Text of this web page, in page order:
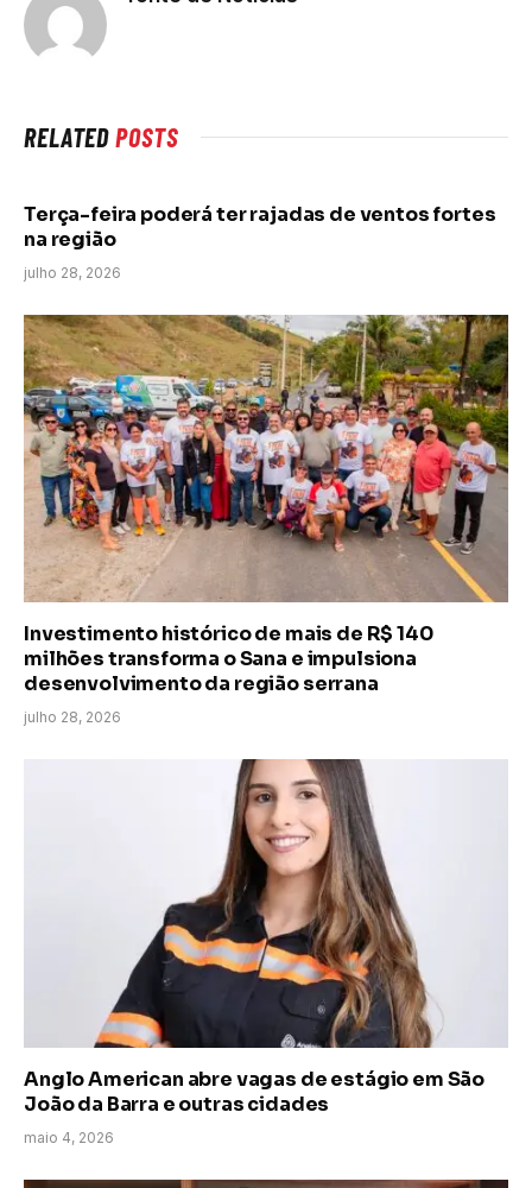
RELATEDPOSTS
Terça-feira poderá ter rajadas de ventos fortes
na região
julho 28, 2026
Investimento histórico de mais de R$ 140
milhões transforma o Sana e impulsiona
desenvolvimento da região serrana
julho 28, 2026
Anglo American abre vagas de estágio em São
João da Barra e outras cidades
maio 4, 2026